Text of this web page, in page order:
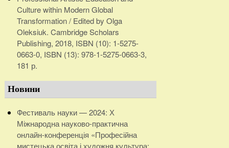
Culture within Modern Global
Transformation / Edited by Olga
Oleksiuk. Cambridge Scholars
Publishing, 2018, ISBN (10): 1-5275-
0663-0, ISBN (13): 978-1-5275-0663-3,
181 р.
Новини
Фестиваль науки — 2024: Х
Міжнародна науково-практична
онлайн-конференція «Професійна